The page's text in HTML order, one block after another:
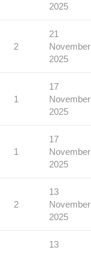
2025
2
21
November
2025
1
17
November
2025
1
17
November
2025
2
13
November
2025
13